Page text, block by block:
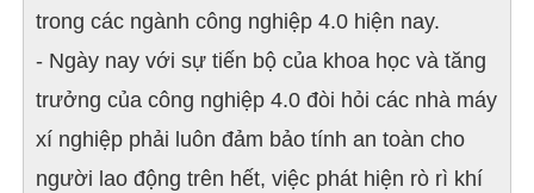
trong các ngành công nghiệp 4.0 hiện nay.
- Ngày nay với sự tiến bộ của khoa học và tăng
trưởng của công nghiệp 4.0 đòi hỏi các nhà máy
xí nghiệp phải luôn đảm bảo tính an toàn cho
người lao động trên hết, việc phát hiện rò rì khí